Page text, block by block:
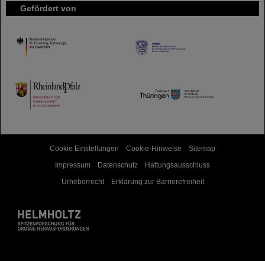
Gefördert von
HMWK
TMWWDG
Cookie Einstellungen Cookie-Hinweise
Sitemap
Impressum
Datenschutz
Haftungsausschluss
Urheberrecht
Erklärung zur Barrierefreiheit